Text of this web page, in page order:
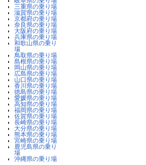
三重県の乗り場
滋賀県の乗り場
京都府の乗り場
奈良県の乗り場
大阪府の乗り場
兵庫県の乗り場
和歌山県の乗り
場
鳥取県の乗り場
島根県の乗り場
岡山県の乗り場
広島県の乗り場
山口県の乗り場
香川県の乗り場
徳島県の乗り場
愛媛県の乗り場
高知県の乗り場
福岡県の乗り場
佐賀県の乗り場
長崎県の乗り場
大分県の乗り場
熊本県の乗り場
宮崎県の乗り場
鹿児島県の乗り
場
沖縄県の乗り場